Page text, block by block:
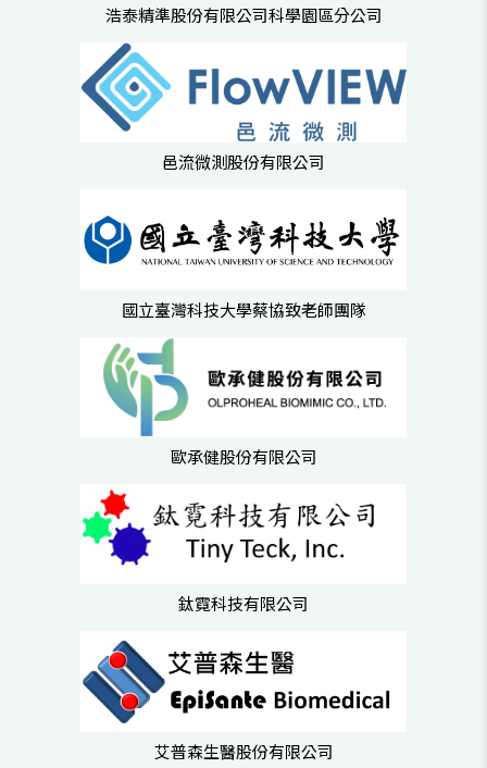
浩泰精準股份有限公司科學園區分公司
邑流微測股份有限公司
國立臺灣科技大學蔡協致老師團隊
歐承健股份有限公司
鈦霓科技有限公司
艾普森生醫股份有限公司